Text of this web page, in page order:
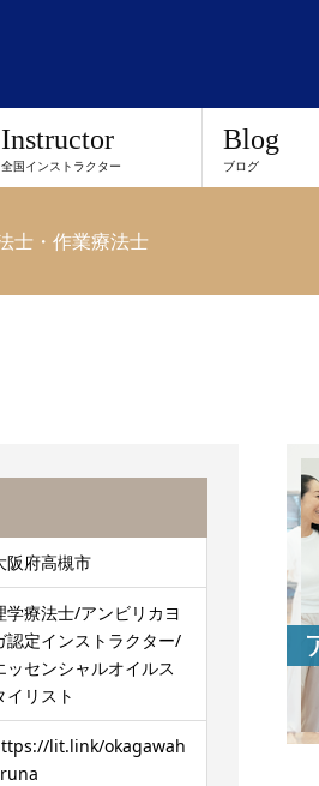
Instructor
全国インストラクター
Blog
ブログ
士・作業療法士
阪府高槻市
学療法士/アンビリカヨ
認定インストラクター/
ッセンシャルオイルス
イリスト
lit.link/okagawah